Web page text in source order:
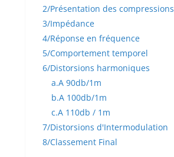
2/Présentation des compressions
3/Impédance
4/Réponse en fréquence
5/Comportement temporel
6/Distorsions harmoniques
a.A 90db/1m
b.A 100db/1m
c.A 110db / 1m
7/Distorsions d'Intermodulation
8/Classement Final